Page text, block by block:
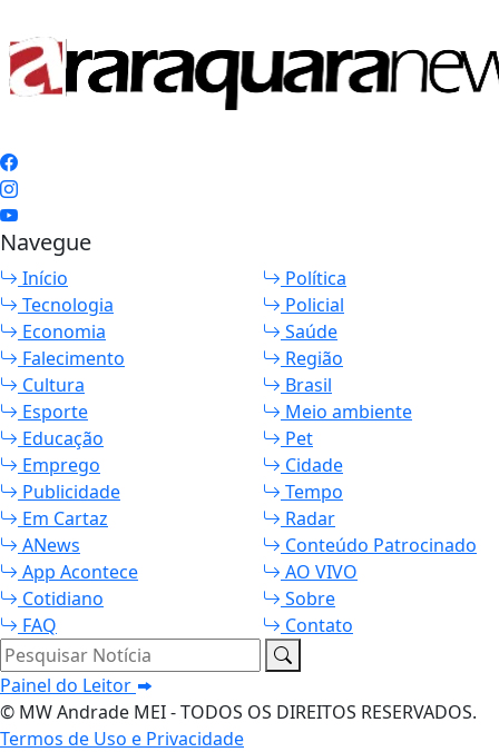
Navegue
Início
Política
Tecnologia
Policial
Economia
Saúde
Falecimento
Região
Cultura
Brasil
Esporte
Meio ambiente
Educação
Pet
Emprego
Cidade
Publicidade
Tempo
Em Cartaz
Radar
ANews
Conteúdo Patrocinado
App Acontece
AO VIVO
Cotidiano
Sobre
FAQ
Contato
Pesquisar Notícia
Painel do Leitor
© MW Andrade MEI - TODOS OS DIREITOS RESERVADOS.
Termos de Uso e Privacidade